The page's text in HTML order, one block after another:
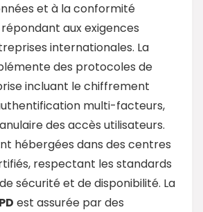
et à la conformité
aux exigences
internationales. La
des protocoles de
incluant le chiffrement
multi-facteurs,
des accès utilisateurs.
hébergées dans des centres
respectant les standards
sécurité et de disponibilité. La
est assurée par des